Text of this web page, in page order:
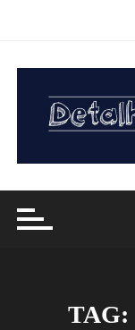
conteúdo
TAG: